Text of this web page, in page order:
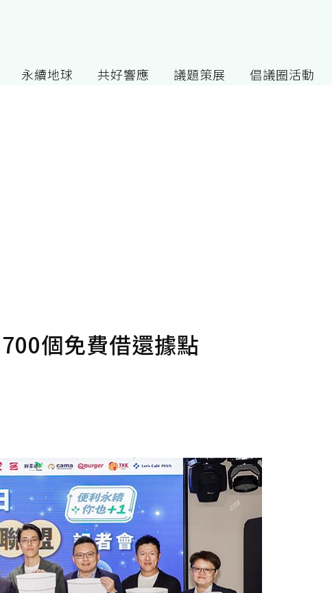
永續地球 共好響應 議題策展 倡議圈活動
個免費借還據點